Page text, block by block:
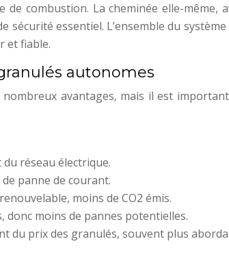
combustion. La cheminée elle-même,
essentiel. L’ensemble du
et fiable.
autonomes
avantages, mais il est
réseau électrique.
panne de courant.
moins de CO2 émis.
donc moins de pannes potentielles.
du prix des granulés, souvent plus